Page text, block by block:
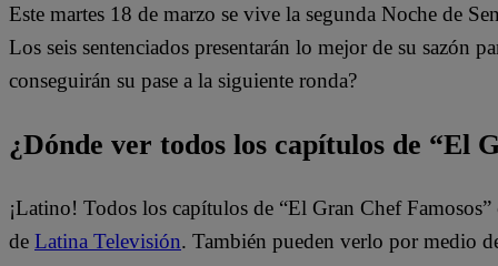
Este martes 18 de marzo se vive la segunda Noche de
Los seis sentenciados presentarán lo mejor de su sazón
conseguirán su pase a la siguiente ronda?
¿Dónde ver todos los capítulos de “El
¡Latino! Todos los capítulos de “El Gran Chef
de Latina Televisión. También pueden verlo por medio